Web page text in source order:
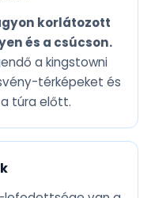
korlátozott
és a csúcson.
a kingstowni
térképeket és
túra előtt.